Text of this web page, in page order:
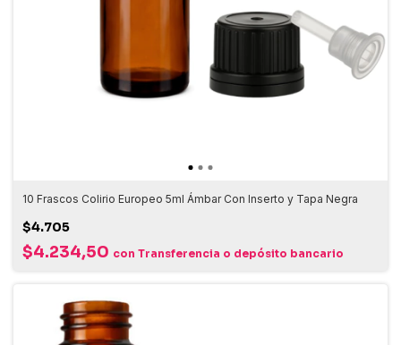
10 Frascos Colirio Europeo 5ml Ámbar Con Inserto y Tapa Negra
$4.705
$4.234,50 con Transferencia o depósito bancario